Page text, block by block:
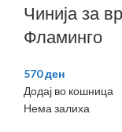
Чинија за
Фламинго
570ден
Додај во кошница
Нема залиха